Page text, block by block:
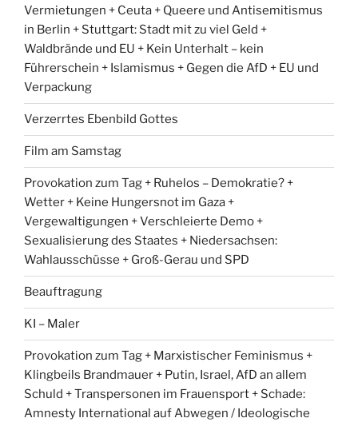
Vermietungen + Ceuta + Queere und Antisemitismus
in Berlin + Stuttgart: Stadt mit zu viel Geld +
Waldbrände und EU + Kein Unterhalt – kein
Führerschein + Islamismus + Gegen die AfD + EU und
Verpackung
Verzerrtes Ebenbild Gottes
Film am Samstag
Provokation zum Tag + Ruhelos – Demokratie? +
Wetter + Keine Hungersnot im Gaza +
Vergewaltigungen + Verschleierte Demo +
Sexualisierung des Staates + Niedersachsen:
Wahlausschüsse + Groß-Gerau und SPD
Beauftragung
KI – Maler
Provokation zum Tag + Marxistischer Feminismus +
Klingbeils Brandmauer + Putin, Israel, AfD an allem
Schuld + Transpersonen im Frauensport + Schade:
Amnesty International auf Abwegen / Ideologische